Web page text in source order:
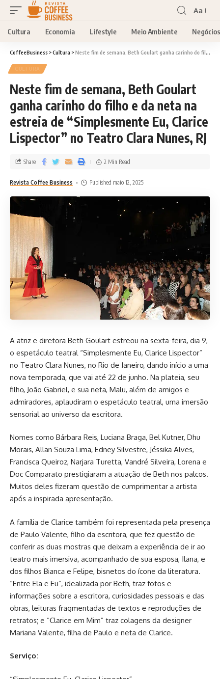
Aa
Cultura Economia Lifestyle Meio Ambiente Negócios
CoffeeBusiness >Cultura >Neste fim de semana, Beth Goulart ganha carinho do filho e da neta na estreia de “Simplesmente Eu, Clarice Lispector” no Teatro Clara Nunes, RJ
CULTURA
Neste fim de semana, Beth Goulart
ganha carinho do filho e da neta na
estreia de “Simplesmente Eu, Clarice
Lispector” no Teatro Clara Nunes, RJ
Revista Coffee Business Published maio 12, 2025
Share 2 Min Read
A atriz e diretora Beth Goulart estreou na sexta-feira, dia 9,
o espetáculo teatral “Simplesmente Eu, Clarice Lispector”
no Teatro Clara Nunes, no Rio de Janeiro, dando início a uma
nova temporada, que vai até 22 de junho. Na plateia, seu
filho, João Gabriel, e sua neta, Malu, além de amigos e
admiradores, aplaudiram o espetáculo teatral, uma imersão
sensorial ao universo da escritora.
Nomes como Bárbara Reis, Luciana Braga, Bel Kutner, Dhu
Morais, Allan Souza Lima, Edney Silvestre, Jéssika Alves,
Francisca Queiroz, Narjara Turetta, Vandré Silveira, Lorena e
Doc Comparato prestigiaram a atuação de Beth nos palcos.
Muitos deles fizeram questão de cumprimentar a artista
após a inspirada apresentação.
A família de Clarice também foi representada pela presença
de Paulo Valente, filho da escritora, que fez questão de
conferir as duas mostras que deixam a experiência de ir ao
teatro mais imersiva, acompanhado de sua esposa, Ilana, e
dos filhos Bianca e Felipe, bisnetos do ícone da literatura.
“Entre Ela e Eu”, idealizada por Beth, traz fotos e
informações sobre a escritora, curiosidades pessoais e das
obras, leituras fragmentadas de textos e reproduções de
retratos; e “Clarice em Mim” traz colagens da designer
Mariana Valente, filha de Paulo e neta de Clarice.
Serviço: